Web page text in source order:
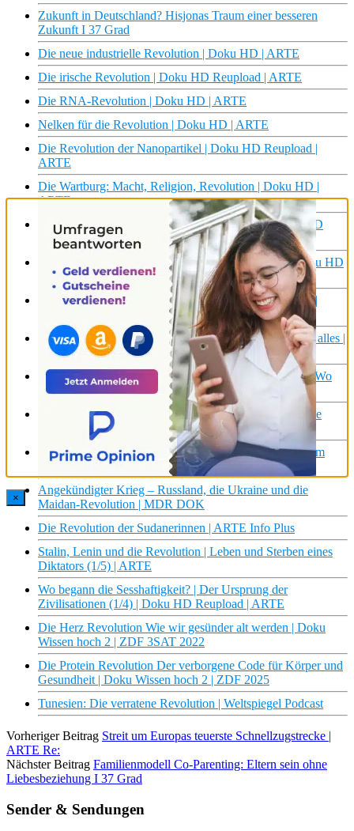
Zukunft in Deutschland? Hisjonas Traum einer besseren
Zukunft I 37 Grad
Die neue industrielle Revolution | Doku HD | ARTE
Die irische Revolution | Doku HD Reupload | ARTE
Die RNA-Revolution | Doku HD | ARTE
Nelken für die Revolution | Doku HD | ARTE
Die Revolution der Nanopartikel | Doku HD Reupload |
ARTE
Die Wartburg: Macht, Religion, Revolution | Doku HD |
ARTE
Black Panthers – Vorhut der Revolution (2/2) | Doku HD
Reupload | ARTE
Frau, Leben, Freiheit – Eine iranische Revolution | Doku HD
| ARTE
Auf dem Weg in die Zukunft | Stärker als der Tod (4/5) |
Wo ist die perfekte Energie? | 42 – Die Antwort auf fast alles |
ARTE
Sushi vom Sternekoch oder doch aus dem Supermarkt: Wo
steckt der Unterschied? | Galileo | ProSieben
Cannabis-Legalisierung: Eine Blüte auf dem Weg in eine
neue Zukunft
DAS Kreuzfahrtschiff der ZUKUNFT? – Luxus auf dem
Wasser! | Abenteuer Leben | Kabel Eins
Angekündigter Krieg – Russland, die Ukraine und die
Maidan-Revolution | MDR DOK
Die Revolution der Sudanerinnen | ARTE Info Plus
Stalin, Lenin und die Revolution | Leben und Sterben eines
Diktators (1/5) | ARTE
Wo begann die Sesshaftigkeit? | Der Ursprung der
Zivilisationen (1/4) | Doku HD Reupload | ARTE
Die Herz Revolution Wie wir gesünder alt werden | Doku
Wissen hoch 2 | ZDF 3SAT 2022
Die Protein Revolution Der verborgene Code für Körper und
Gesundheit | Doku Wissen hoch 2 | ZDF 2025
Tunesien: Die verratene Revolution | Weltspiegel Podcast
Vorheriger Beitrag Streit um Europas teuerste Schnellzugstrecke |
ARTE Re:
Nächster Beitrag Familienmodell Co-Parenting: Eltern sein ohne
Liebesbeziehung I 37 Grad
Sender & Sendungen
×